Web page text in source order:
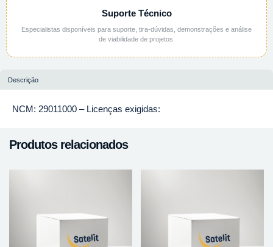
Suporte Técnico
Especialistas disponíveis para suporte, tira-dúvidas, demonstrações e análise
de viabilidade de projetos.
Descrição
NCM: 29011000 – Licenças exigidas:
Produtos relacionados